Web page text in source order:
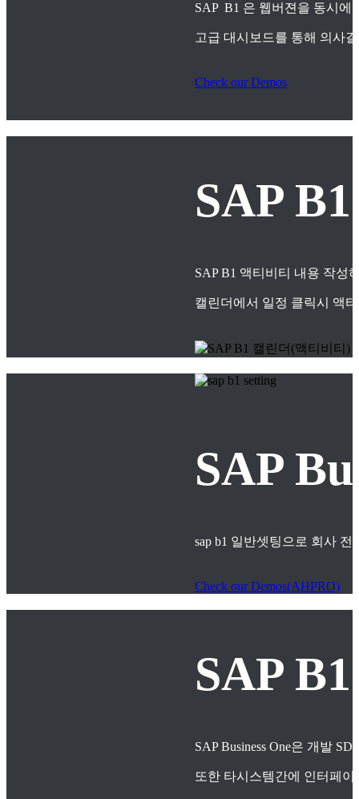
SAP B1 은 웹버젼을 동시에
고급 대시보드를 통해 의사
Check our Demos
SAP
SAP B1 액티비티 내용 작성
캘린더에서 일정 클릭시 액
SAP
sap b1 일반셋팅으로 회사
Check our Demos(AHPRO)
SAP
SAP Business One은 개발
또한 타시스템간에 인터페